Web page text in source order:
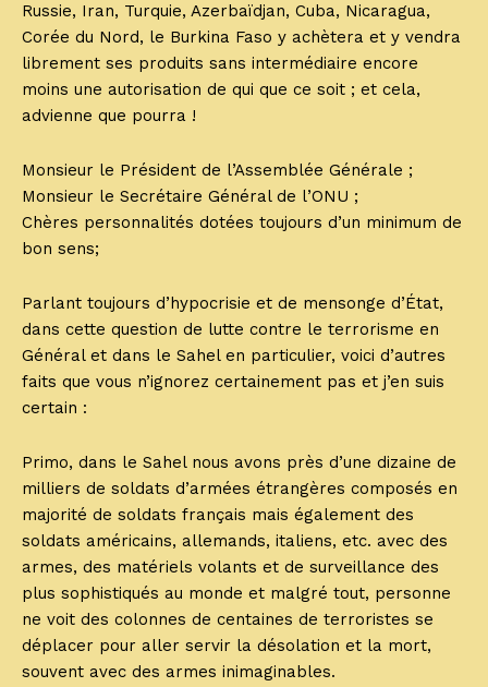
Russie, Iran, Turquie, Azerbaïdjan, Cuba, Nicaragua,
Corée du Nord, le Burkina Faso y achètera et y vendra
librement ses produits sans intermédiaire encore
moins une autorisation de qui que ce soit ; et cela,
advienne que pourra !
Monsieur le Président de l’Assemblée Générale ;
Monsieur le Secrétaire Général de l’ONU ;
Chères personnalités dotées toujours d’un minimum de
bon sens;
Parlant toujours d’hypocrisie et de mensonge d’État,
dans cette question de lutte contre le terrorisme en
Général et dans le Sahel en particulier, voici d’autres
faits que vous n’ignorez certainement pas et j’en suis
certain :
Primo, dans le Sahel nous avons près d’une dizaine de
milliers de soldats d’armées étrangères composés en
majorité de soldats français mais également des
soldats américains, allemands, italiens, etc. avec des
armes, des matériels volants et de surveillance des
plus sophistiqués au monde et malgré tout, personne
ne voit des colonnes de centaines de terroristes se
déplacer pour aller servir la désolation et la mort,
souvent avec des armes inimaginables.